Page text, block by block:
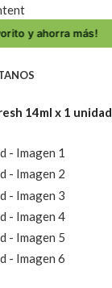
14ml x 1 unidad